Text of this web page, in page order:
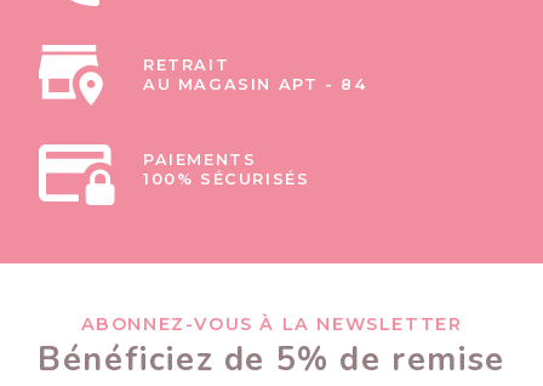
RETRAIT
AU MAGASIN APT - 84
PAIEMENTS
100% SÉCURISÉS
ABONNEZ-VOUS À LA NEWSLETTER
Bénéficiez de 5% de remise